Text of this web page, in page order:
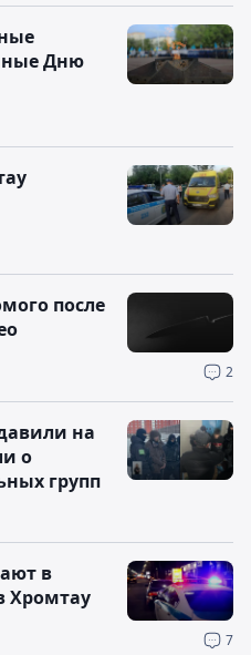
Дню
2
после
на
о
групп
7
в
Хромтау